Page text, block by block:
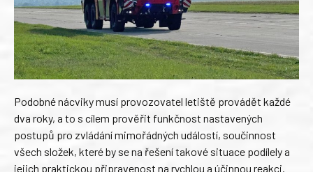
Podobné nácviky musí provozovatel letiště provádět každé
dva roky, a to s cílem prověřit funkčnost nastavených
postupů pro zvládání mimořádných událostí, součinnost
všech složek, které by se na řešení takové situace podílely a
jejich praktickou připravenost na rychlou a účinnou reakci.